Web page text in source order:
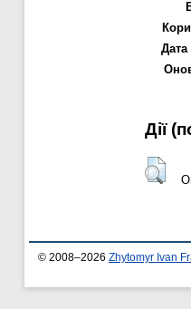
Дата
Дії
© 2008–2026 Zhytomyr Ivan